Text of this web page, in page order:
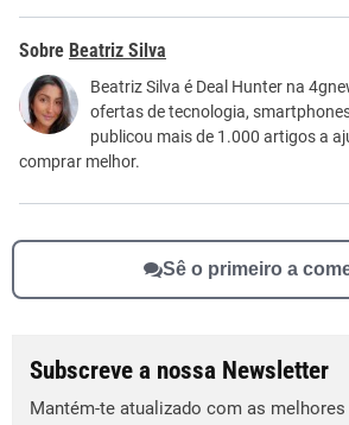
Este conteúdo contém informação
Este conteúdo não tem a informação
Outro
Beatriz Silva
Beatriz Silva é Deal Hunter na
ofertas de tecnologia,
publicou mais de 1.000 artigos a
comprar melhor.
Sê o primeiro a
Subscreve a nossa Newsletter
Mantém-te atualizado com as